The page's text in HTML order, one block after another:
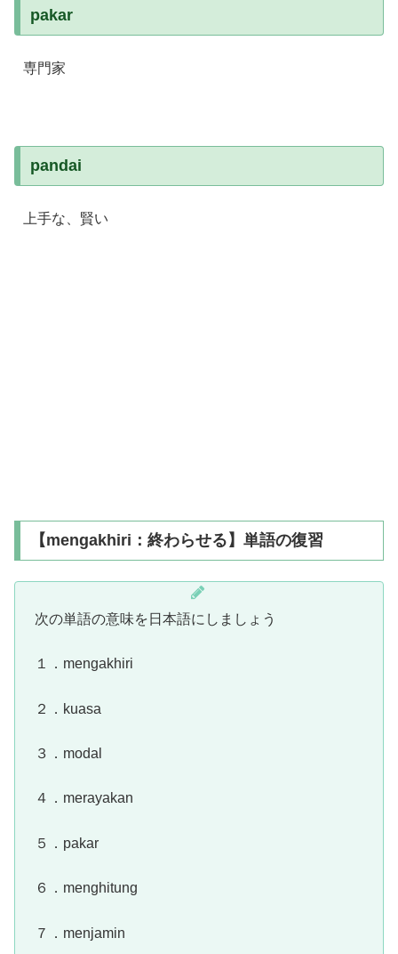
pakar
専門家
pandai
上手な、賢い
【mengakhiri：終わらせる】単語の復習
次の単語の意味を日本語にしましょう
１．mengakhiri
２．kuasa
３．modal
４．merayakan
５．pakar
６．menghitung
７．menjamin